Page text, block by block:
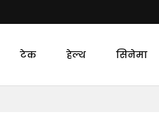
टेक हेल्थ सिनेमा